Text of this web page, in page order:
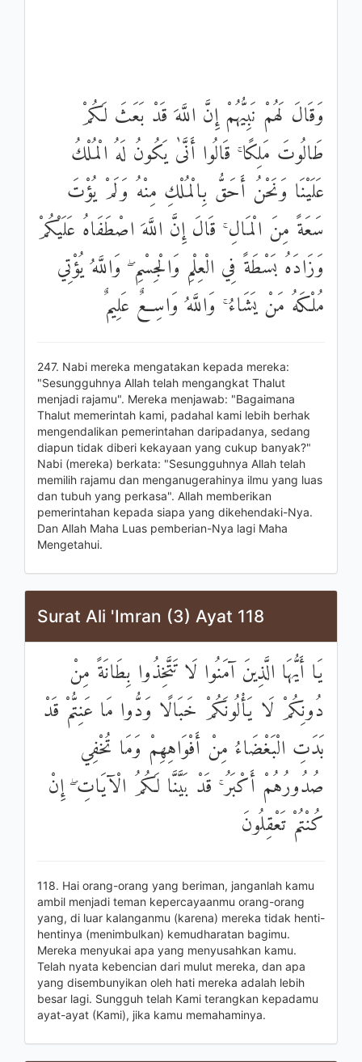
وَقَالَ لَهُمْ نَبِيُّهُمْ إِنَّ اللَّهَ قَدْ بَعَثَ لَكُمْ
طَالُوتَ مَلِكًا ۚ قَالُوا أَنَّىٰ يَكُونُ لَهُ الْمُلْكُ
عَلَيْنَا وَنَحْنُ أَحَقُّ بِالْمُلْكِ مِنْهُ وَلَمْ يُؤْتَ
سَعَةً مِنَ الْمَالِ ۚ قَالَ إِنَّ اللَّهَ اصْطَفَاهُ عَلَيْكُمْ
وَزَادَهُ بَسْطَةً فِي الْعِلْمِ وَالْجِسْمِ ۖ وَاللَّهُ يُؤْتِي
مُلْكَهُ مَنْ يَشَاءُ ۚ وَاللَّهُ وَاسِعٌ عَلِيمٌ
247. Nabi mereka mengatakan kepada mereka:
"Sesungguhnya Allah telah mengangkat Thalut
menjadi rajamu". Mereka menjawab: "Bagaimana
Thalut memerintah kami, padahal kami lebih berhak
mengendalikan pemerintahan daripadanya, sedang
diapun tidak diberi kekayaan yang cukup banyak?"
Nabi (mereka) berkata: "Sesungguhnya Allah telah
memilih rajamu dan menganugerahinya ilmu yang luas
dan tubuh yang perkasa". Allah memberikan
pemerintahan kepada siapa yang dikehendaki-Nya.
Dan Allah Maha Luas pemberian-Nya lagi Maha
Mengetahui.
Surat Ali 'Imran (3) Ayat 118
يَا أَيُّهَا الَّذِينَ آمَنُوا لَا تَتَّخِذُوا بِطَانَةً مِنْ
دُونِكُمْ لَا يَأْلُونَكُمْ خَبَالًا وَدُّوا مَا عَنِتُّمْ قَدْ
بَدَتِ الْبَغْضَاءُ مِنْ أَفْوَاهِهِمْ وَمَا تُخْفِي
صُدُورُهُمْ أَكْبَرُ ۚ قَدْ بَيَّنَّا لَكُمُ الْآيَاتِ ۖ إِنْ
كُنْتُمْ تَعْقِلُونَ
118. Hai orang-orang yang beriman, janganlah kamu
ambil menjadi teman kepercayaanmu orang-orang
yang, di luar kalanganmu (karena) mereka tidak henti-
hentinya (menimbulkan) kemudharatan bagimu.
Mereka menyukai apa yang menyusahkan kamu.
Telah nyata kebencian dari mulut mereka, dan apa
yang disembunyikan oleh hati mereka adalah lebih
besar lagi. Sungguh telah Kami terangkan kepadamu
ayat-ayat (Kami), jika kamu memahaminya.